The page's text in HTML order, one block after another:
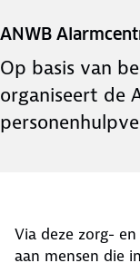
ANWB
Op basis van
organiseert de
Via deze zorg-
aan mensen die